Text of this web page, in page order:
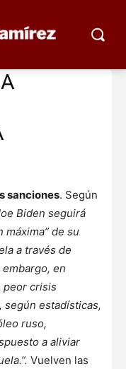
sanciones. Según
Biden seguirá
máxima” de su
a través de
en
peor crisis
según estadísticas,
ruso,
a aliviar
Vuelven las